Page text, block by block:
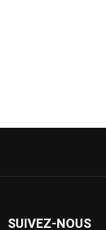
SUIVEZ-NOUS